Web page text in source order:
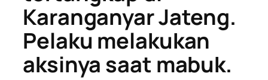
Karanganyar Jateng.
Pelaku melakukan
aksinya saat mabuk.